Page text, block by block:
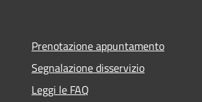
Prenotazione appuntamento
Segnalazione disservizio
Leggi le FAQ